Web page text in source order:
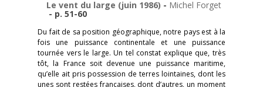
Le vent du large (juin 1986) - Michel Forget
- p. 51-60
Du fait de sa position géographique, notre pays est à la
fois une puissance continentale et une puissance
tournée vers le large. Un tel constat explique que, très
tôt, la France soit devenue une puissance maritime,
qu’elle ait pris possession de terres lointaines, dont les
unes sont restées françaises, dont d’autres, un moment